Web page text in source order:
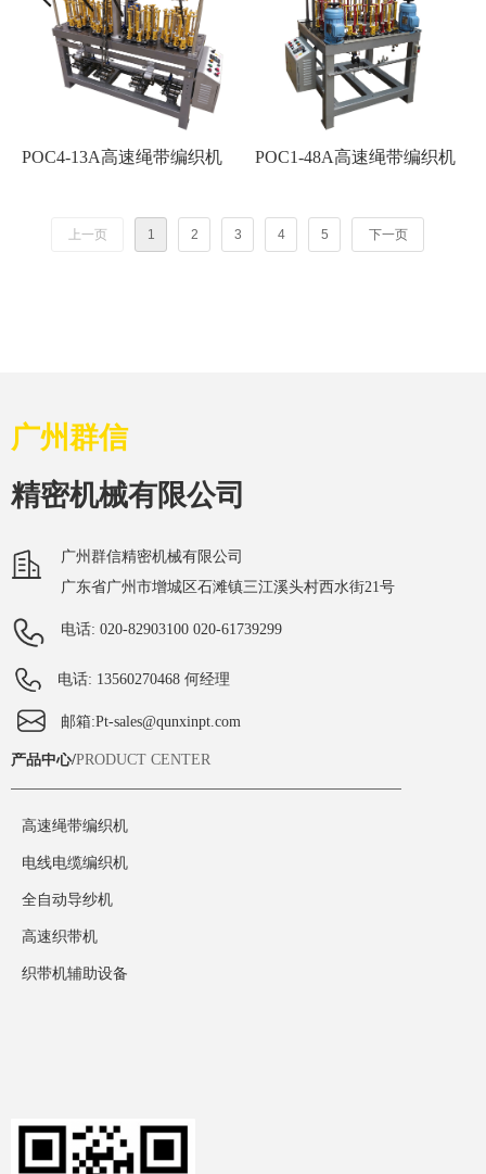
POC4-13A高速绳带编织机 POC1-48A高速绳带编织机
上一页 1 2 3 4 5 下一页
产品中心/PRODUCT CENTER
高速绳带编织机
电线电缆编织机
全自动导纱机
高速织带机
织带机辅助设备
电话: 020-82903100 020-61739299
广州群信精密机械有限公司
广东省广州市增城区石滩镇三江溪头村西水街21号
广州群信
精密机械有限公司
邮箱:Pt-sales@qunxinpt.com
电话: 13560270468 何经理